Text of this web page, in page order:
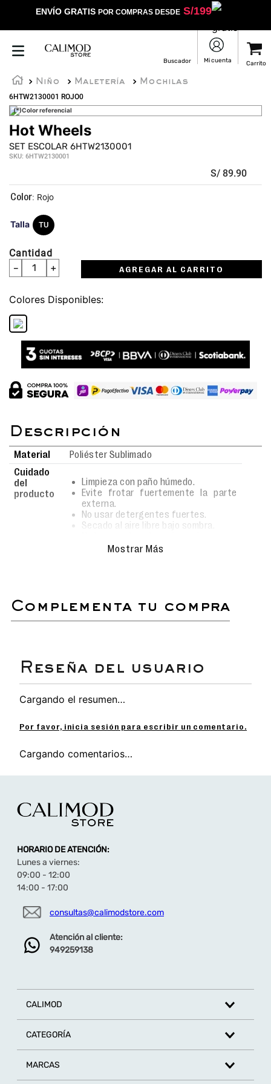
ENVÍO GRATIS POR COMPRAS DESDES/199
Niño Maletería
Mochilas
6HTW2130001 ROJO0
(*)Color referencial
Hot Wheels
SET ESCOLAR 6HTW2130001
SKU: 6HTW2130001
S/ 89.90
Talla TU
: Rojo
Cantidad
＋
－ AGREGAR AL CARRITO
Colores
.
Material
Poliéster Sublimado
Cuidado
del
producto
Limpieza con paño húmedo.
Evite frotar fuertemente la parte
externa.
No usar detergentes fuertes.
Secado al aire libre bajo sombra.
Mostrar Más
complementa tu compra
Cargando el resumen…
Por favor, inicia sesión para escribir un comentario.
Cargando comentarios…
HORARIO DE ATENCIÓN:
Lunes a viernes:
09:00 - 12:00
14:00 - 17:00
consultas@calimodstore.com
Atención al cliente:
949259138
CALIMOD
CATEGORÍA
MARCAS